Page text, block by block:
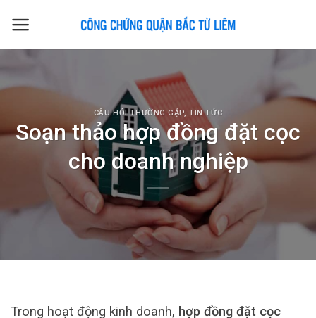
CÂU HỎI THƯỜNG GẶP,TIN TỨC
Soạn thảo hợp đồng đặt cọc
cho doanh nghiệp
Trong hoạt động kinh doanh, hợp đồng đặt cọc